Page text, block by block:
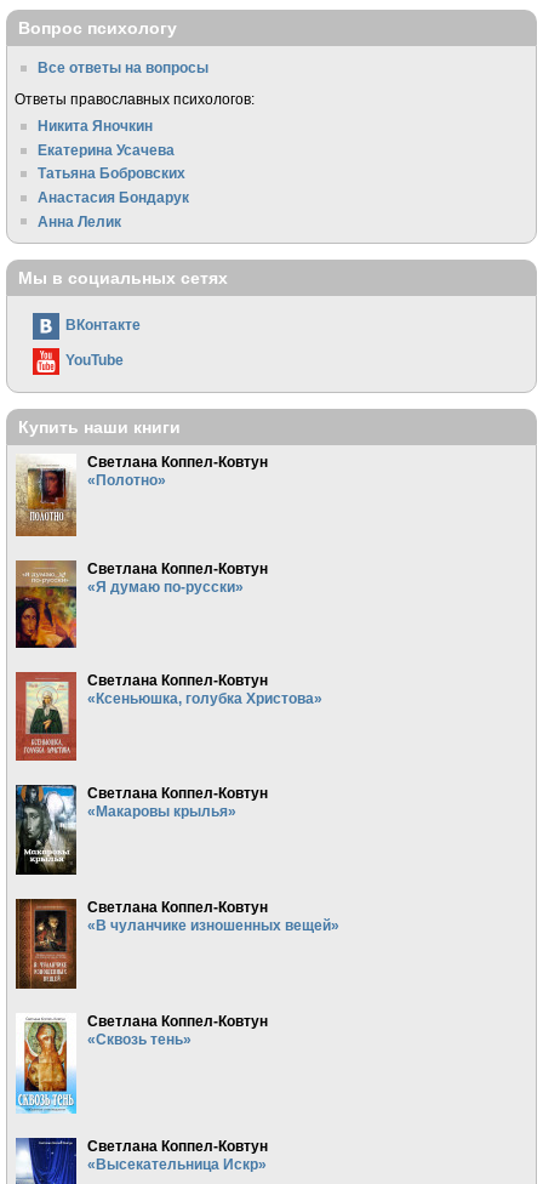
Вопрос психологу
Все ответы на вопросы
Ответы православных психологов:
Никита Яночкин
Екатерина Усачева
Татьяна Бобровских
Анастасия Бондарук
Анна Лелик
Мы в социальных сетях
ВКонтакте
YouTube
Купить наши книги
Светлана Коппел-Ковтун
«Полотно»
Светлана Коппел-Ковтун
«Я думаю по-русски»
Светлана Коппел-Ковтун
«Ксеньюшка, голубка Христова»
Светлана Коппел-Ковтун
«Макаровы крылья»
Светлана Коппел-Ковтун
«В чуланчике изношенных вещей»
Светлана Коппел-Ковтун
«Сквозь тень»
Светлана Коппел-Ковтун
«Высекательница Искр»